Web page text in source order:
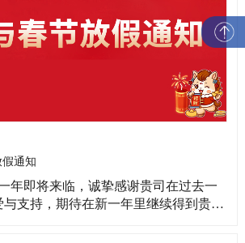
假通知
支持，期待在新一年里继续得到贵司